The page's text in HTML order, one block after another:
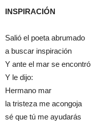
INSPIRACIÓN
Salió el poeta abrumado
a buscar inspiración
Y ante el mar se encontró
Y le dijo:
Hermano mar
la tristeza me acongoja
sé que tú me ayudarás